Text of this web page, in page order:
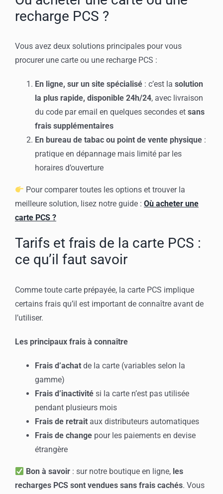
recharge PCS ?
Vous avez deux solutions principales pour vous
procurer une carte ou une recharge PCS :
En ligne, sur un site spécialisé : c’est la solution
la plus rapide, disponible 24h/24, avec livraison
du code par email en quelques secondes et sans
frais supplémentaires
En bureau de tabac ou point de vente physique :
pratique en dépannage mais limité par les
horaires d’ouverture
Pour comparer toutes les options et trouver la
meilleure solution, lisez notre guide : Où acheter une
carte PCS ?
Tarifs et frais de la carte PCS :
ce qu’il faut savoir
Comme toute carte prépayée, la carte PCS implique
certains frais qu’il est important de connaître avant de
l’utiliser.
Les principaux frais à connaître
Frais d’achat de la carte (variables selon la
gamme)
Frais d’inactivité si la carte n’est pas utilisée
pendant plusieurs mois
Frais de retrait aux distributeurs automatiques
Frais de change pour les paiements en devise
étrangère
Bon à savoir : sur notre boutique en ligne, les
recharges PCS sont vendues sans frais cachés. Vous